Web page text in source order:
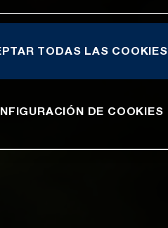
TODAS LAS COOKIES
DE COOKIES